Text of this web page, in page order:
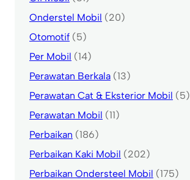
Onderstel Mobil (20)
Otomotif (5)
Per Mobil (14)
Perawatan Berkala (13)
Perawatan Cat & Eksterior Mobil (5)
Perawatan Mobil (11)
Perbaikan (186)
Perbaikan Kaki Mobil (202)
Perbaikan Ondersteel Mobil (175)